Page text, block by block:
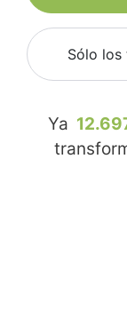
Sólo los
Ya